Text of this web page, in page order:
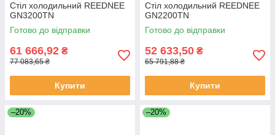
Стіл холодильний REEDNEE
GN3200TN
Готово до відправки
61 666,92 ₴
77 083,65 ₴
Купити
Стіл холодильний REEDNEE
GN2200TN
Готово до відправки
52 633,50 ₴
65 791,88 ₴
Купити
–20% –20%